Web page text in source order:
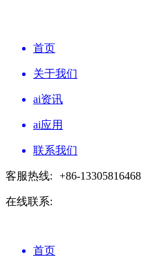
首页
关于我们
ai资讯
ai应用
联系我们
客服热线: +86-13305816468
在线联系:
首页